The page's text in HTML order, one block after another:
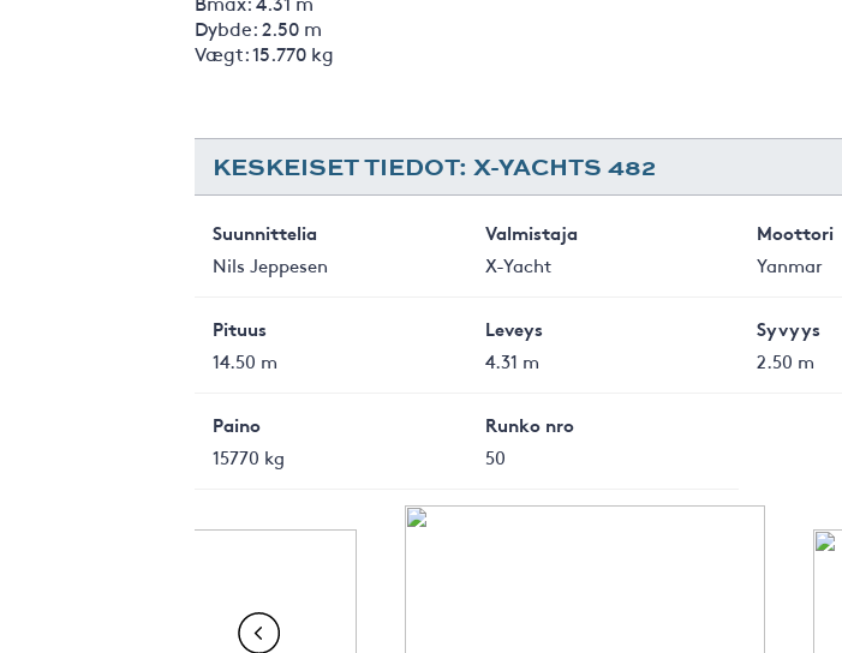
Dybde: 2.50 m
Vægt: 15.770 kg
KESKEISET TIEDOT: X-YACHTS 482
Suunnittelia
Nils Jeppesen
Valmistaja
X-Yacht
Moottori
Yanmar
Pituus
14.50 m
Leveys
4.31 m
Syvyys
2.50 m
Paino
15770 kg
Runko nro
50